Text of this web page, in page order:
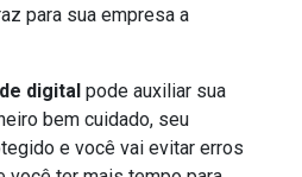
para sua empresa a
digital pode auxiliar sua
bem cuidado, seu
e você vai evitar erros